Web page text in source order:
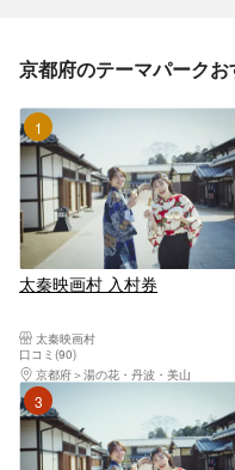
京都府のテーマパークお
太秦映画村 入村券
太秦映画村
口コミ(90)
京都府
湯の花・丹波・美山